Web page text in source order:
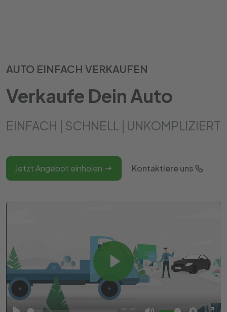
AUTO EINFACH VERKAUFEN
Verkaufe Dein Auto
EINFACH | SCHNELL | UNKOMPLIZIERT
Jetzt Angebot einholen Kontaktiere uns
Play